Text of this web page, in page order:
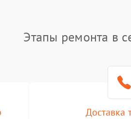
Этапы ремонта в
Доставка